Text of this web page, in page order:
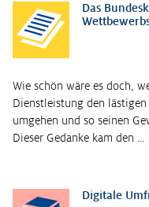
Das
Wie schön wäre es doch,
Dienstleistung den
umgehen und so seinen
Dieser Gedanke kam den …
Digitale